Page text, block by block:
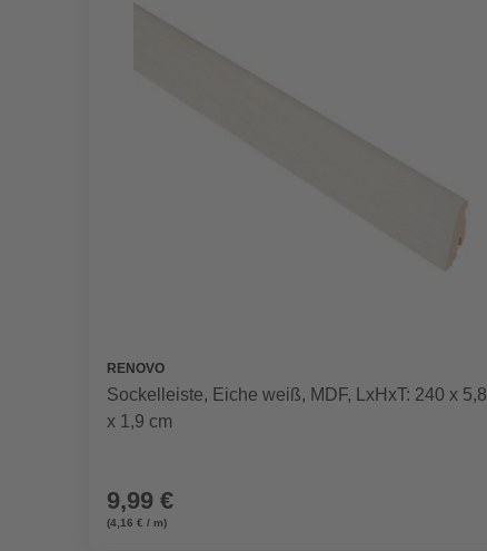
RENOVO
Sockelleiste, Eiche weiß, MDF, LxHxT: 240 x 5,8
x 1,9 cm
9,99 €
(4,16 € / m)